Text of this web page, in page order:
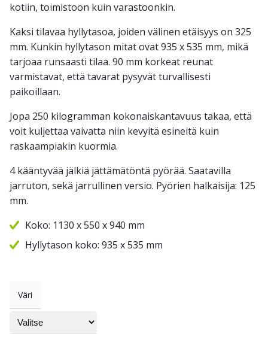
kotiin, toimistoon kuin varastoonkin.
Kaksi tilavaa hyllytasoa, joiden välinen etäisyys on 325
mm. Kunkin hyllytason mitat ovat 935 x 535 mm, mikä
tarjoaa runsaasti tilaa. 90 mm korkeat reunat
varmistavat, että tavarat pysyvät turvallisesti
paikoillaan.
Jopa 250 kilogramman kokonaiskantavuus takaa, että
voit kuljettaa vaivatta niin kevyitä esineitä kuin
raskaampiakin kuormia.
4 kääntyvää jälkiä jättämätöntä pyörää. Saatavilla
jarruton, sekä jarrullinen versio. Pyörien halkaisija: 125
mm.
Koko: 1130 x 550 x 940 mm
Hyllytason koko: 935 x 535 mm
Väri